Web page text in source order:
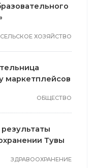
СЕЛЬСКОЕ ХОЗЯЙСТВО
маркетплейсов
ОБЩЕСТВО
Тувы
ЗДРАВООХРАНЕНИЕ